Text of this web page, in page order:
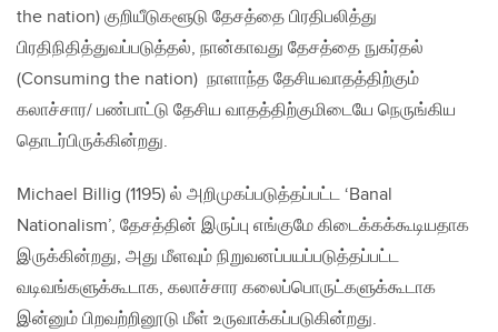
the nation) குறியீடுகளூடு தேசத்தை பிரதிபலித்து
பிரதிநிதித்துவப்படுத்தல், நான்காவது தேசத்தை நுகர்தல்
(Consuming the nation) நாளாந்த தேசியவாதத்திற்கும்
கலாச்சார/ பண்பாட்டு தேசிய வாதத்திற்குமிடையே நெருங்கிய
தொடர்பிருக்கின்றது.
Michael Billig (1195) ல் அறிமுகப்படுத்தப்பட்ட ‘Banal
Nationalism’, தேசத்தின் இருப்பு எங்குமே கிடைக்கக்கூடியதாக
இருக்கின்றது, அது மீளவும் நிறுவனப்பயப்படுத்தப்பட்ட
வடிவங்களுக்கூடாக, கலாச்சார கலைப்பொருட்களுக்கூடாக
இன்னும் பிறவற்றினூடு மீள் உருவாக்கப்படுகின்றது.